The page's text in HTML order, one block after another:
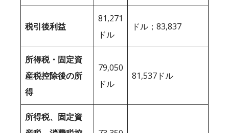
税引後利益
81,271
ドル
ドル；83,837
所得税・固定資
産税控除後の所
得
79,050
ドル
81,537ドル
所得税、固定資